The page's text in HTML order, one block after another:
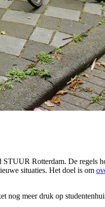
Rotterdam. De regels
situaties. Het doel is om
nog meer druk op